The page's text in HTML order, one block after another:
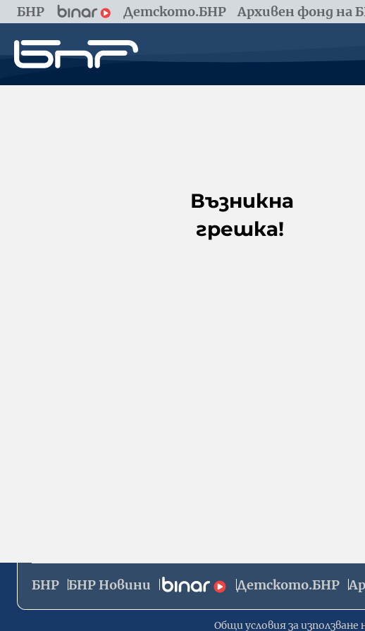
БНР Детското.БНР Архивен фонд на
Възникна
грешка!
БНР БНР Новини Детското.БНР
Общи условия за използване